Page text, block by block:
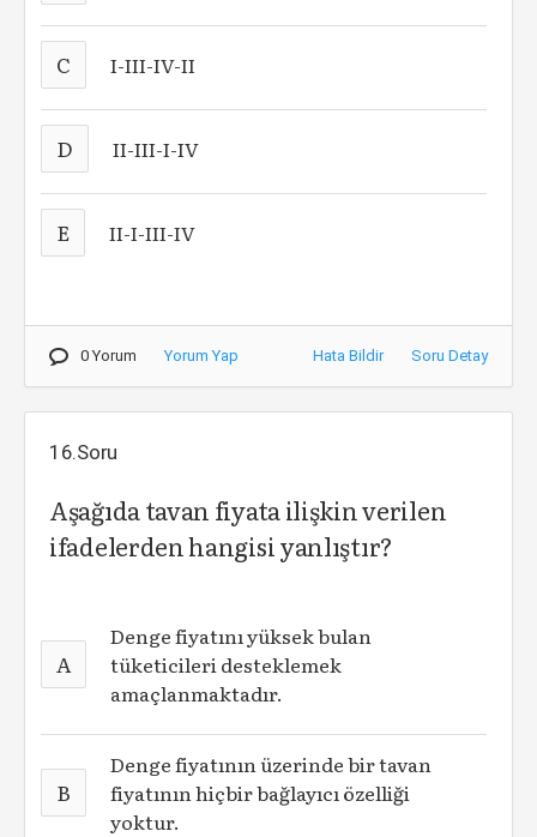
C I-III-IV-II
D II-III-I-IV
E II-I-III-IV
0 Yorum Yorum Yap Hata Bildir Soru Detay
16.Soru
Aşağıda tavan fiyata ilişkin verilen
ifadelerden hangisi yanlıştır?
A
Denge fiyatını yüksek bulan
tüketicileri desteklemek
amaçlanmaktadır.
B
Denge fiyatının üzerinde bir tavan
fiyatının hiçbir bağlayıcı özelliği
yoktur.